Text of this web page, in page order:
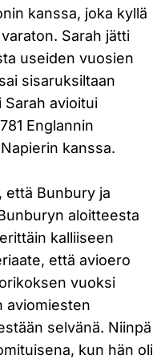
kanssa, joka kyllä
Sarah jätti
useiden vuosien
sisaruksiltaan
avioitui
Englannin
kanssa.
että Bunbury ja
aloitteesta
kalliiseen
että avioero
vuoksi
aviomiesten
selvänä. Niinpä
kun hän oli